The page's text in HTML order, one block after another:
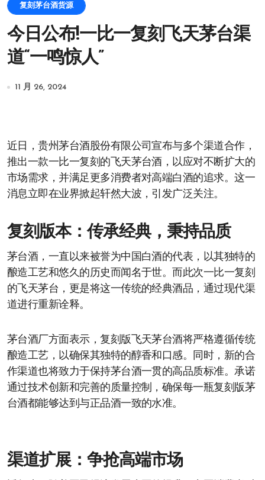
复刻茅台酒货源
今日公布!一比一复刻飞天茅台渠
道“一鸣惊人”
11 月 26, 2024
近日，贵州茅台酒股份有限公司宣布与多个渠道合作，
推出一款一比一复刻的飞天茅台酒，以应对不断扩大的
市场需求，并满足更多消费者对高端白酒的追求。这一
消息立即在业界掀起轩然大波，引发广泛关注。
复刻版本：传承经典，秉持品质
茅台酒，一直以来被誉为中国白酒的代表，以其独特的
酿造工艺和悠久的历史而闻名于世。而此次一比一复刻
的飞天茅台，更是将这一传统的经典酒品，通过现代渠
道进行重新诠释。
茅台酒厂方面表示，复刻版飞天茅台酒将严格遵循传统
酿造工艺，以确保其独特的醇香和口感。同时，新的合
作渠道也将致力于保持茅台酒一贯的高品质标准。承诺
通过技术创新和完善的质量控制，确保每一瓶复刻版茅
台酒都能够达到与正品酒一致的水准。
渠道扩展：争抢高端市场